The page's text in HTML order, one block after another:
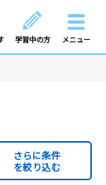
学習中の方 メニュー
さらに条件
を絞り込む